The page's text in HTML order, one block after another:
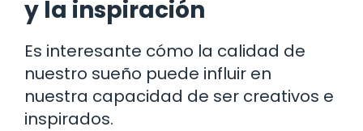
y la inspiración
Es interesante cómo la calidad de
nuestro sueño puede influir en
nuestra capacidad de ser creativos e
inspirados.